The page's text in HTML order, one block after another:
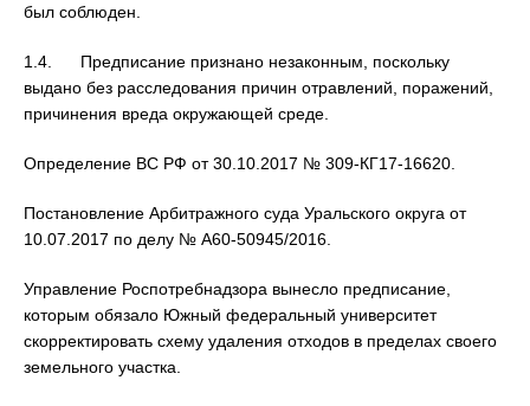
был соблюден.
1.4. Предписание признано незаконным, поскольку
выдано без расследования причин отравлений, поражений,
причинения вреда окружающей среде.
Определение ВС РФ от 30.10.2017 № 309-КГ17-16620.
Постановление Арбитражного суда Уральского округа от
10.07.2017 по делу № А60-50945/2016.
Управление Роспотребнадзора вынесло предписание,
которым обязало Южный федеральный университет
скорректировать схему удаления отходов в пределах своего
земельного участка.